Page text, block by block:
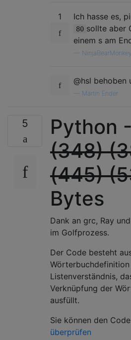
1 Ich hasse es,
80 sollte aber
einem s am
NinjaBearMonkey
@hsl behoben
Martin Ender
5
Python
(348)
(445)
Bytes
Dank an grc, Ray
im Golfprozess.
Der Code besteht
Wörterbuchdefinition
Listenverständnis,
Verknüpfung der
ausfüllt.
Sie können den
überprüfen